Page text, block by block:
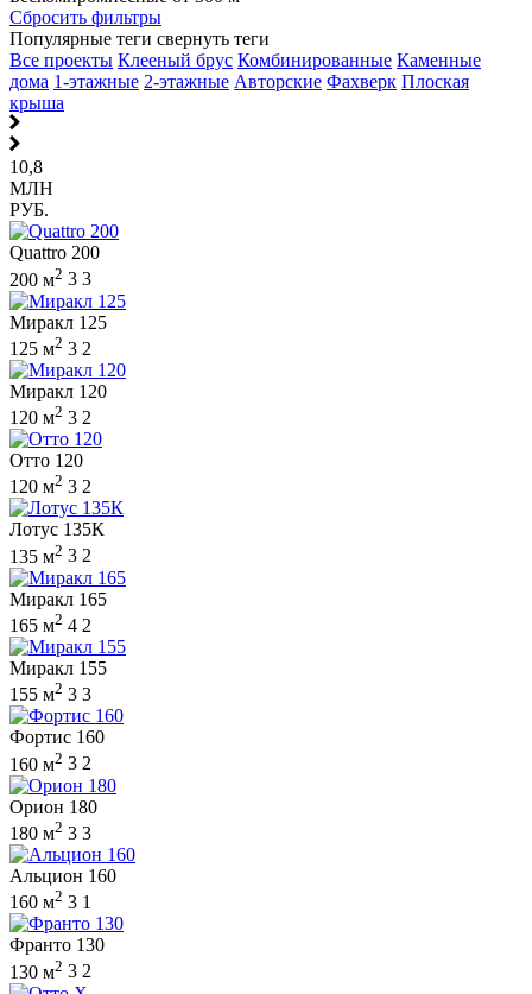
Сбросить фильтры
Популярные теги свернуть теги
Все проекты Клееный брус Комбинированные Каменные
дома 1-этажные 2-этажные Авторские Фахверк Плоская
крыша
10,8
МЛН
РУБ.
Quattro 200
200 м2 3 3
Миракл 125
125 м2 3 2
Миракл 120
120 м2 3 2
Отто 120
120 м2 3 2
Лотус 135К
135 м2 3 2
Миракл 165
165 м2 4 2
Миракл 155
155 м2 3 3
Фортис 160
160 м2 3 2
Орион 180
180 м2 3 3
Альцион 160
160 м2 3 1
Франто 130
130 м2 3 2